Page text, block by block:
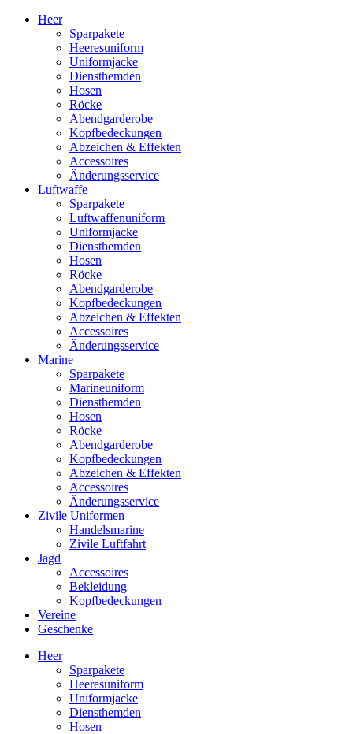
Heer
Sparpakete
Heeresuniform
Uniformjacke
Diensthemden
Hosen
Röcke
Abendgarderobe
Kopfbedeckungen
Abzeichen & Effekten
Accessoires
Änderungsservice
Luftwaffe
Sparpakete
Luftwaffenuniform
Uniformjacke
Diensthemden
Hosen
Röcke
Abendgarderobe
Kopfbedeckungen
Abzeichen & Effekten
Accessoires
Änderungsservice
Marine
Sparpakete
Marineuniform
Diensthemden
Hosen
Röcke
Abendgarderobe
Kopfbedeckungen
Abzeichen & Effekten
Accessoires
Änderungsservice
Zivile Uniformen
Handelsmarine
Zivile Luftfahrt
Jagd
Accessoires
Bekleidung
Kopfbedeckungen
Vereine
Geschenke
Heer
Sparpakete
Heeresuniform
Uniformjacke
Diensthemden
Hosen